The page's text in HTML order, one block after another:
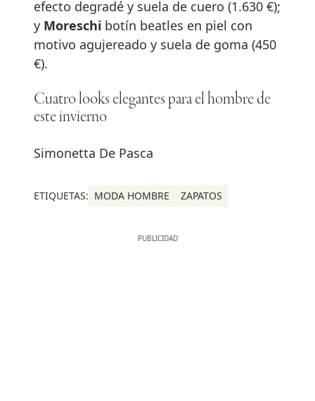
efecto degradé y suela de cuero (1.630 €);
y Moreschi botín beatles en piel con
motivo agujereado y suela de goma (450
€).
Cuatro looks elegantes para el hombre de
este invierno
Simonetta De Pasca
ETIQUETAS: MODA HOMBRE ZAPATOS